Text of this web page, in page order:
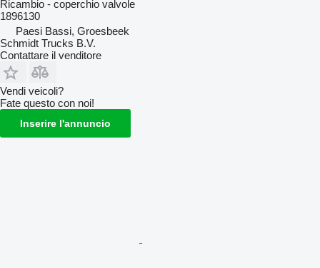
Ricambio - coperchio valvole
1896130
Paesi Bassi, Groesbeek
Schmidt Trucks B.V.
Contattare il venditore
Vendi veicoli?
Fate questo con noi!
Inserire l'annuncio